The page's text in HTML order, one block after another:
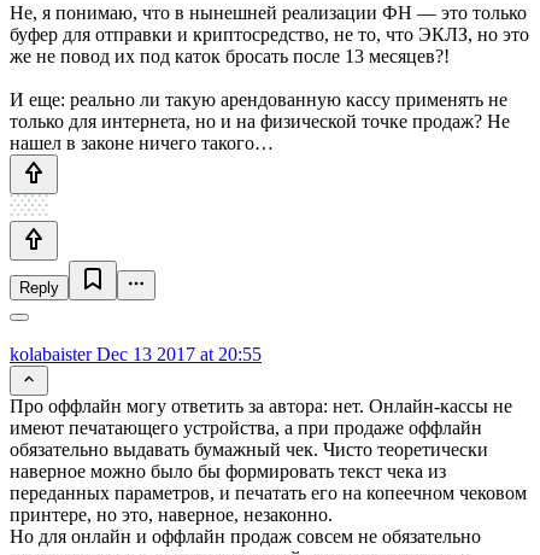
Не, я понимаю, что в нынешней реализации ФН — это только
буфер для отправки и криптосредство, не то, что ЭКЛЗ, но это
же не повод их под каток бросать после 13 месяцев?!
И еще: реально ли такую арендованную кассу применять не
только для интернета, но и на физической точке продаж? Не
нашел в законе ничего такого…
Reply
kolabaisterDec 13 2017 at 20:55
Про оффлайн могу ответить за автора: нет. Онлайн-кассы не
имеют печатающего устройства, а при продаже оффлайн
обязательно выдавать бумажный чек. Чисто теоретически
наверное можно было бы формировать текст чека из
переданных параметров, и печатать его на копеечном чековом
принтере, но это, наверное, незаконно.
Но для онлайн и оффлайн продаж совсем не обязательно